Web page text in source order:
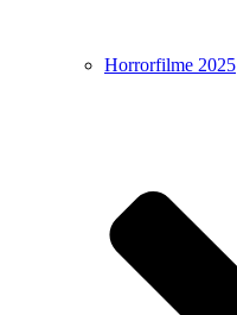
Horrorfilme 2025